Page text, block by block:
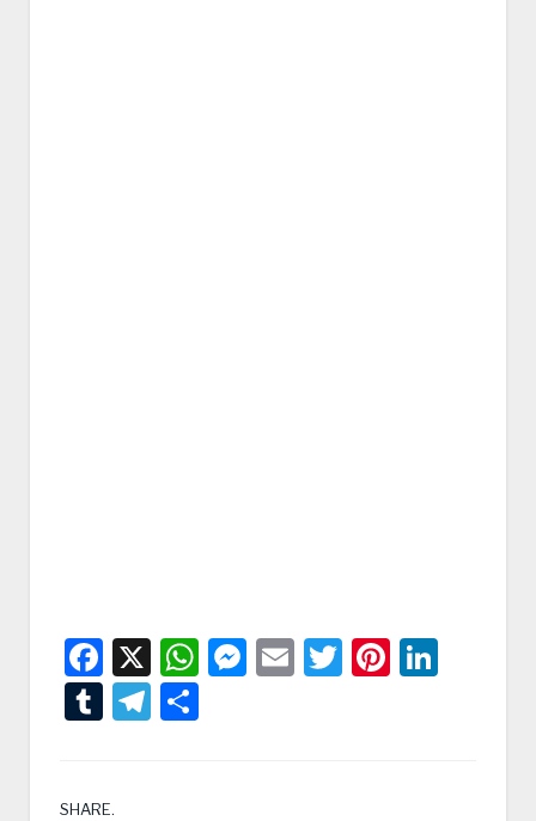
Facebook
X WhatsApp
Messenger
EmailTwitter
TumblrTelegram
SHARE.